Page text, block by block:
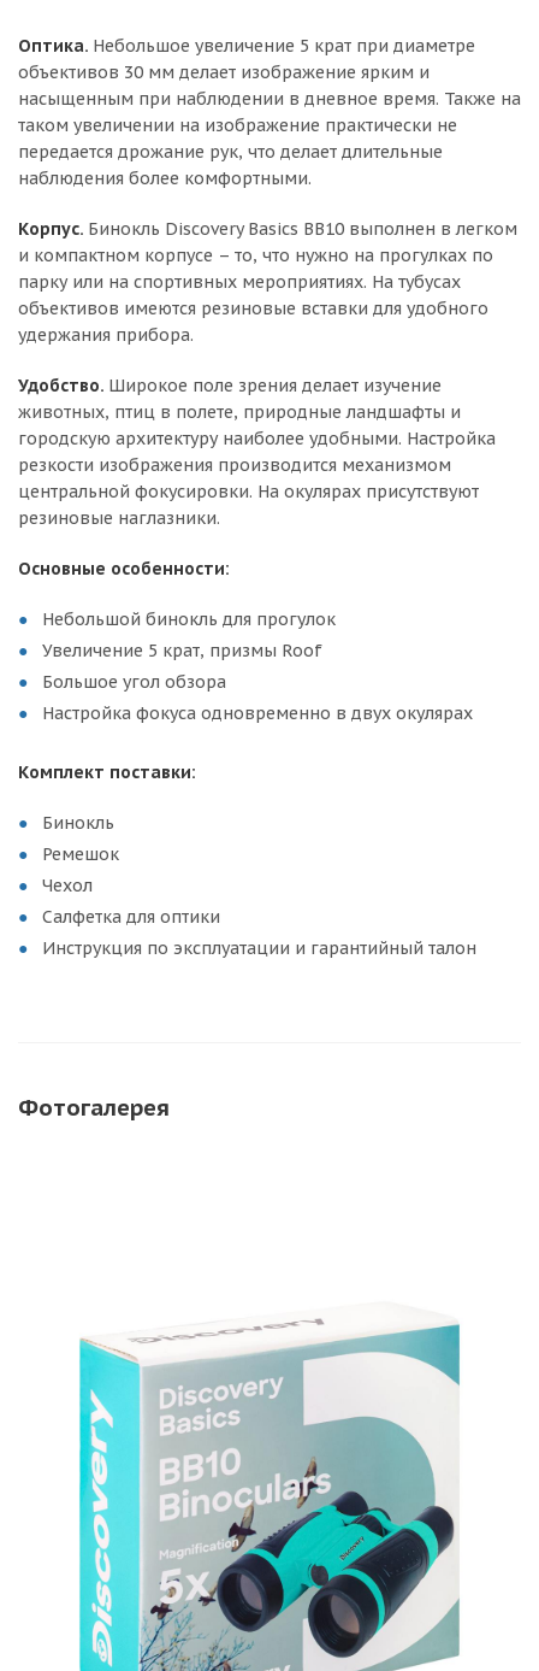
Оптика. Небольшое увеличение 5 крат при диаметре
объективов 30 мм делает изображение ярким и
насыщенным при наблюдении в дневное время. Также на
таком увеличении на изображение практически не
передается дрожание рук, что делает длительные
наблюдения более комфортными.
Корпус. Бинокль Discovery Basics BB10 выполнен в легком
и компактном корпусе – то, что нужно на прогулках по
парку или на спортивных мероприятиях. На тубусах
объективов имеются резиновые вставки для удобного
удержания прибора.
Удобство. Широкое поле зрения делает изучение
животных, птиц в полете, природные ландшафты и
городскую архитектуру наиболее удобными. Настройка
резкости изображения производится механизмом
центральной фокусировки. На окулярах присутствуют
резиновые наглазники.
Основные особенности:
Небольшой бинокль для прогулок
Увеличение 5 крат, призмы Roof
Большое угол обзора
Настройка фокуса одновременно в двух окулярах
Комплект поставки:
Бинокль
Ремешок
Чехол
Салфетка для оптики
Инструкция по эксплуатации и гарантийный талон
Фотогалерея